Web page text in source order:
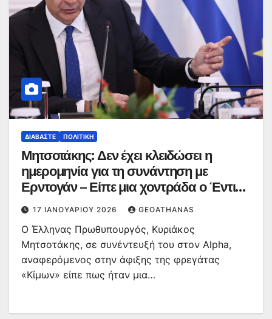
ΔΙΑΒΆΣΤΕ ΠΟΛΙΤΙΚΉ
Μητσοτάκης: Δεν έχει κλειδώσει η
ημερομηνία για τη συνάντηση με
Ερντογάν – Είπε μια χοντράδα ο Έντι
Ράμα, νομίζω το κατάλαβε
17 ΙΑΝΟΥΑΡΊΟΥ 2026 GEOATHANAS
Ο Έλληνας Πρωθυπουργός, Κυριάκος
Μητσοτάκης, σε συνέντευξή του στον Alpha,
αναφερόμενος στην άφιξης της φρεγάτας
«Κίμων» είπε πως ήταν μια…